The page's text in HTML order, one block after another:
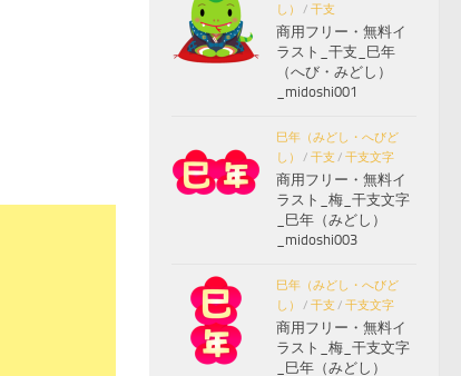
し）
/ 干支
商用フリー・無料イ
ラスト_干支_巳年
（へび・みどし）
_midoshi001
巳年（みどし・へびど
し）
/ 干支 / 干支文字
商用フリー・無料イ
ラスト_梅_干支文字
_巳年（みどし）
_midoshi003
巳年（みどし・へびど
し）
/ 干支 / 干支文字
商用フリー・無料イ
ラスト_梅_干支文字
_巳年（みどし）